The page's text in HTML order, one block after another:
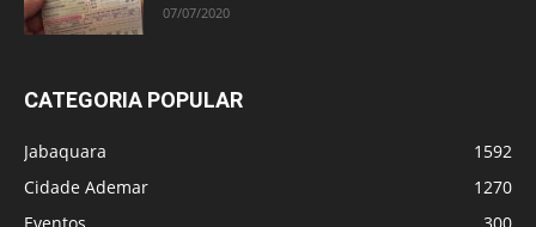
07/07/2020
CATEGORIA POPULAR
Jabaquara
1592
Cidade Ademar
1270